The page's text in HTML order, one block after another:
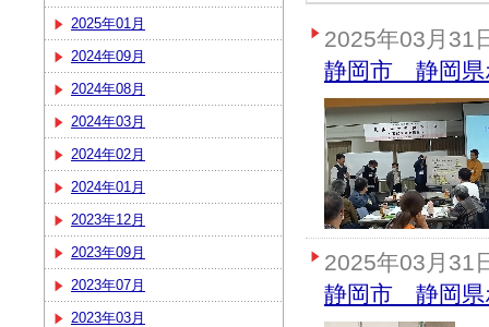
2025年01月
2024年09月
2024年08月
2024年03月
2024年02月
2024年01月
2023年12月
2023年09月
2023年07月
2023年03月
2025年03月31
静岡市 静岡県
2025年03月31
静岡市 静岡県